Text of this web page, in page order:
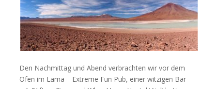
Den Nachmittag und Abend verbrachten wir vor dem
Ofen im Lama – Extreme Fun Pub, einer witzigen Bar